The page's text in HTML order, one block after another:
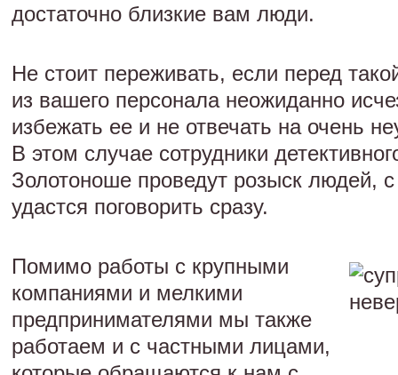
достаточно близкие вам люди.
Не стоит переживать, если перед
из вашего персонала неожиданно
избежать ее и не отвечать на очень
В этом случае сотрудники
Золотоноше проведут розыск людей,
удастся поговорить сразу.
Помимо работы с крупными
компаниями и мелкими
предпринимателями мы также
работаем и с частными лицами,